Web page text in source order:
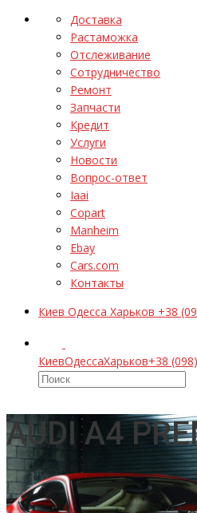
Доставка
Растаможка
Отслеживание
Сотрудничество
Ремонт
Запчасти
Кредит
Услуги
Новости
Вопрос-ответ
Iaai
Copart
Manheim
Ebay
Cars.com
Контакты
Киев Одесса Харьков +38
КиевОдессаХарьков+38
AUDI A4